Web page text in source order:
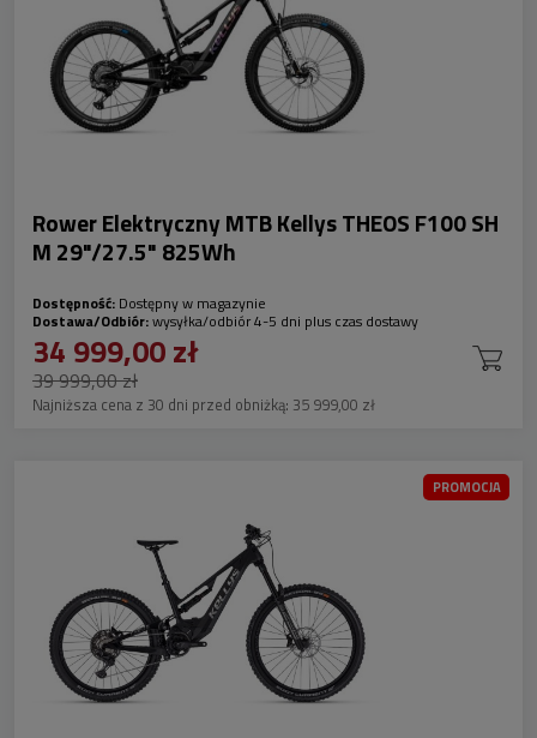
Rower Elektryczny MTB Kellys THEOS F100 SH
M 29"/27.5" 825Wh
Dostępność: Dostępny w magazynie
Dostawa/Odbiór:wysyłka/odbiór 4-5 dni plus czas dostawy
34 999,00 zł
39 999,00 zł
Najniższa cena z 30 dni przed obniżką: 35 999,00 zł
PROMOCJA